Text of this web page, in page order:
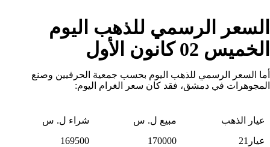
السعر الرسمي للذهب اليوم
الخميس 02 كانون الأول
أما السعر الرسمي للذهب اليوم بحسب جمعية الحرفيين وصنع
المجوهرات في دمشق، فقد كان سعر الغرام اليوم:
عيار الذهب مبيع ل. س
شراء ل. س
عيار21
170000
169500